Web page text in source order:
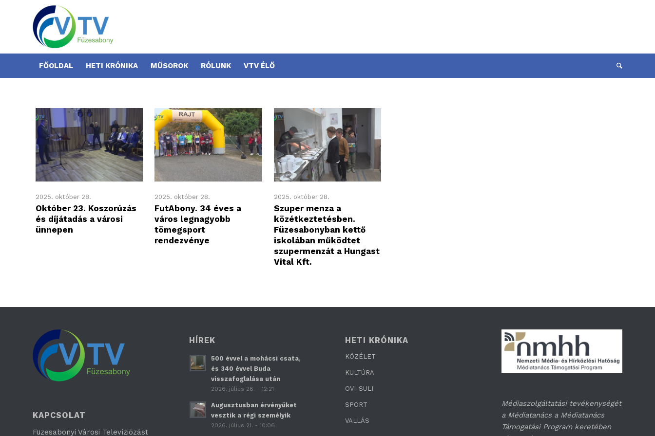
FŐOLDAL HETI KRÓNIKA MŰSOROK RÓLUNK VTV ÉLŐ
2025. október 28.
Október 23. Koszorúzás
és díjátadás a városi
ünnepen
2025. október 28.
FutAbony. 34 éves a
város legnagyobb
tömegsport
rendezvénye
2025. október 28.
Szuper menza a
közétkeztetésben.
Füzesabonyban kettő
iskolában működtet
szupermenzát a Hungast
Vital Kft.
KAPCSOLAT
Füzesabonyi Városi Televíziózást
HÍREK
500 évvel a mohácsi csata,
és 340 évvel Buda
visszafoglalása után
2026. július 28. - 12:21
Augusztusban érvényüket
vesztik a régi személyik
2026. július 21. - 10:06
HETI KRÓNIKA
KÖZÉLET
KULTÚRA
OVI-SULI
SPORT
VALLÁS
Médiaszolgáltatási tevékenységét
a Médiatanács a Médiatanács
Támogatási Program keretében